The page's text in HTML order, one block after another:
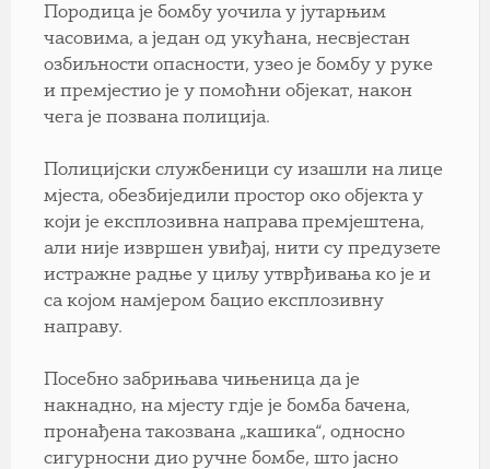
Породица је бомбу уочила у јутарњим
часовима, а један од укућана, несвјестан
озбиљности опасности, узео је бомбу у руке
и премјестио је у помоћни објекат, након
чега је позвана полиција.
Полицијски службеници су изашли на лице
мјеста, обезбиједили простор око објекта у
који је експлозивна направа премјештена,
али није извршен увиђај, нити су предузете
истражне радње у циљу утврђивања ко је и
са којом намјером бацио експлозивну
направу.
Посебно забрињава чињеница да је
накнадно, на мјесту гдје је бомба бачена,
пронађена такозвана „кашика“, односно
сигурносни дио ручне бомбе, што јасно